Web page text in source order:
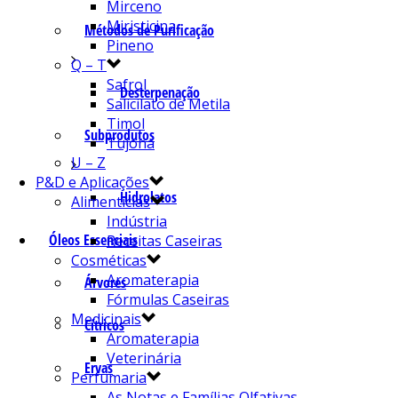
Métodos de Purificação
Desterpenação
Subprodutos
Hidrolatos
Óleos Essenciais
Árvores
Cítricos
Ervas
Mirceno
Miristicina
Pineno
Q – T
Safrol
Salicilato de Metila
Timol
Tujona
U – Z
P&D e Aplicações
Alimentícias
Indústria
Receitas Caseiras
Cosméticas
Aromaterapia
Fórmulas Caseiras
Medicinais
Aromaterapia
Veterinária
Perfumaria